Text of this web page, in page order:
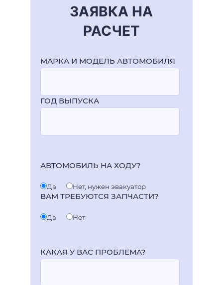
ЗАЯВКА НА
РАСЧЕТ
МАРКА И МОДЕЛЬ АВТОМОБИЛЯ
ГОД ВЫПУСКА
АВТОМОБИЛЬ НА ХОДУ?
Да Нет, нужен эвакуатор
ВАМ ТРЕБУЮТСЯ ЗАПЧАСТИ?
Да Нет
КАКАЯ У ВАС ПРОБЛЕМА?